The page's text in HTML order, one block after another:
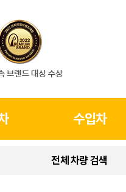
수입차
전체 차량 검색